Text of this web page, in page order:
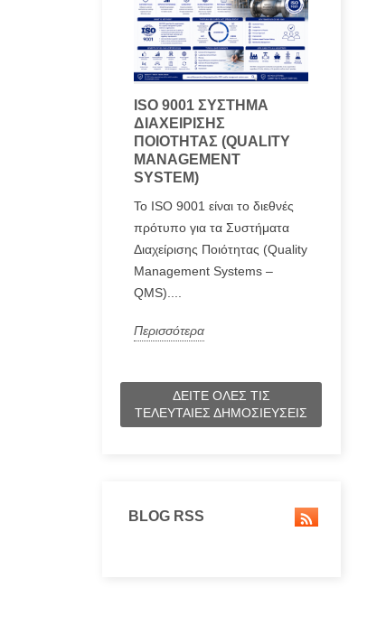
ISO 9001 ΣΎΣΤΗΜΑ
ΔΙΑΧΕΊΡΙΣΗΣ
ΠΟΙΌΤΗΤΑΣ (QUALITY
MANAGEMENT
SYSTEM)
Το ISO 9001 είναι το διεθνές
πρότυπο για τα Συστήματα
Διαχείρισης Ποιότητας (Quality
Management Systems –
QMS)....
Περισσότερα
ΔΕΊΤΕ ΌΛΕΣ ΤΙΣ
ΤΕΛΕΥΤΑΊΕΣ ΔΗΜΟΣΙΕΎΣΕΙΣ
BLOG RSS